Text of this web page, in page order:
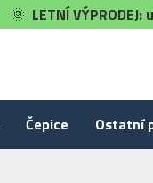
🌞 LETNÍ VÝPRODEJ:
Čepice Ostatní